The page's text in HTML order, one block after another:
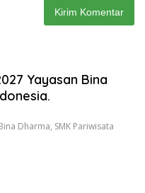
Yayasan Bina
Dharma, SMK Pariwisata